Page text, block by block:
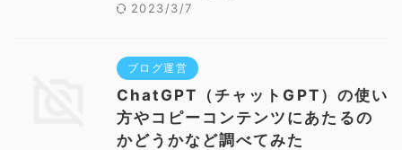
2023/3/7
ブログ運営
ChatGPT（チャットGPT）の使い
方やコピーコンテンツにあたるの
かどうかなど調べてみた